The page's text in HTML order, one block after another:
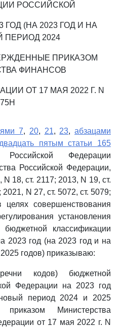
РОССИЙСКОЙ
ГОД (НА 2023 ГОД И НА
ПЕРИОД 2024
ПРИКАЗОМ
ФИНАНСОВ
ОТ 17 МАЯ 2022 Г. N
75Н
7, 20, 21, 23, абзацами
двадцать пятым статьи 165
Российской Федерации
Российской Федерации,
18, ст. 2117; 2013, N 19, ст.
N 27, ст. 5072, ст. 5079;
совершенствования
установления
классификации
2023 год (на 2023 год и на
годов) приказываю:
кодов) бюджетной
Федерации на 2023 год
период 2024 и 2025
приказом Министерства
от 17 мая 2022 г. N